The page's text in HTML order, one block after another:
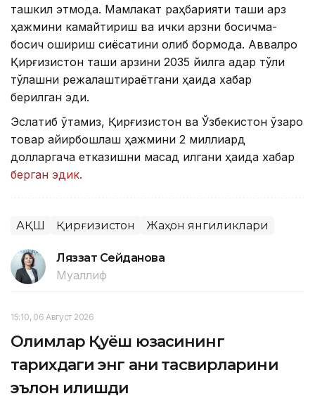
ташкил этмоқда. Мамлакат раҳбарияти ташқи қарз
ҳажмини камайтириш ва ички қарзни босқичма-
босқич ошириш сиёсатини олиб бормоқда. Аввалроқ
Қирғизистон ташқи қарзини 2035 йилга қадар тўлиқ
тўлашни режалаштираётгани ҳақида хабар
берилган эди.
Эслатиб ўтамиз, Қирғизистон ва Ўзбекистон ўзаро
товар айирбошлаш ҳажмини 2 миллиард
долларгача етказишни мақсад қилгани ҳақида хабар
берган эдик.
АҚШ Қирғизистон Жаҳон янгиликлари
Ляззат Сейданова
Муаллиф
15:10, 06 Август 2026
Олимлар Қуёш юзасининг
тарихдаги энг аниқ тасвирларини
эълон қилишди